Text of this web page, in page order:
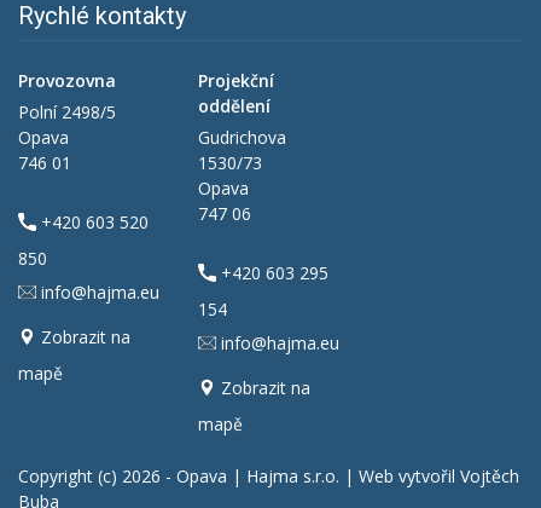
Rychlé kontakty
Provozovna
Polní 2498/5
Opava
746 01
+420 603 520
850
info@hajma.eu
Zobrazit na
mapě
Projekční
oddělení
Gudrichova
1530/73
Opava
747 06
+420 603 295
154
info@hajma.eu
Zobrazit na
mapě
Copyright (c) 2026 - Opava | Hajma s.r.o. | Web vytvořil Vojtěch
Buba